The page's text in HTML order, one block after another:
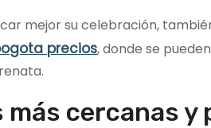
mejor su celebración,
precios, donde se
más cercanas y